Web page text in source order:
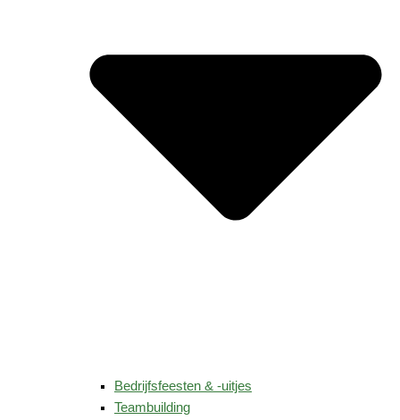
Bedrijfsfeesten & -uitjes
Teambuilding